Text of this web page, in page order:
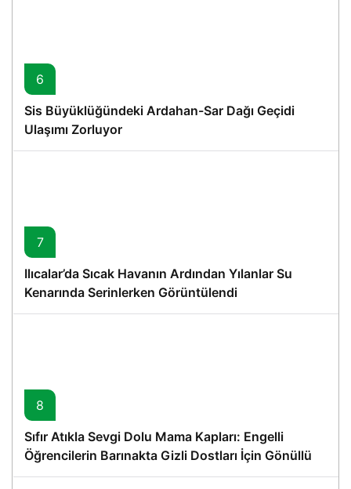
6
Sis Büyüklüğündeki Ardahan-Sar Dağı Geçidi
Ulaşımı Zorluyor
7
Ilıcalar’da Sıcak Havanın Ardından Yılanlar Su
Kenarında Serinlerken Görüntülendi
8
Sıfır Atıkla Sevgi Dolu Mama Kapları: Engelli
Öğrencilerin Barınakta Gizli Dostları İçin Gönüllü
Proje